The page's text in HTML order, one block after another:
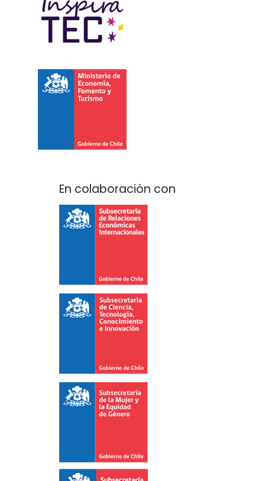
En colaboración con